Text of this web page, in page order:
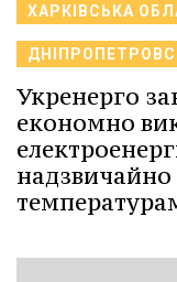
ХАРКІВСЬКА
Укренерго
економно